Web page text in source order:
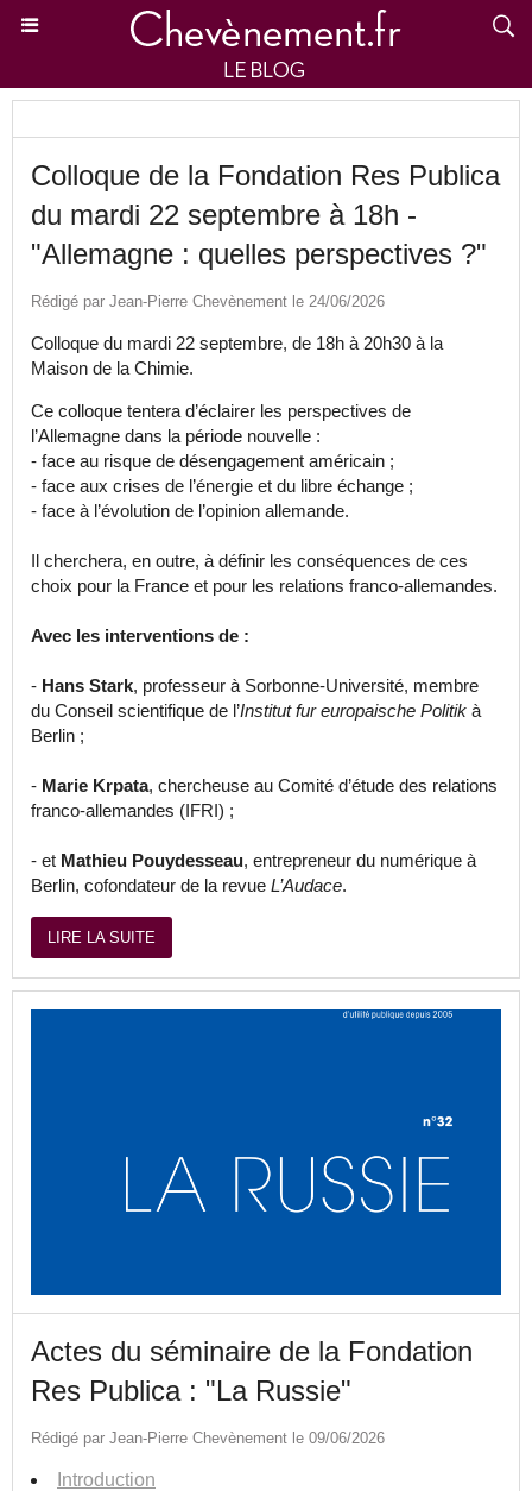
Colloque de la Fondation Res Publica
du mardi 22 septembre à 18h -
"Allemagne : quelles perspectives ?"
Rédigé par Jean-Pierre Chevènement le 24/06/2026
Colloque du mardi 22 septembre, de 18h à 20h30 à la
Maison de la Chimie.
Ce colloque tentera d’éclairer les perspectives de
l’Allemagne dans la période nouvelle :
- face au risque de désengagement américain ;
- face aux crises de l’énergie et du libre échange ;
- face à l’évolution de l’opinion allemande.
Il cherchera, en outre, à définir les conséquences de ces
choix pour la France et pour les relations franco-allemandes.
Avec les interventions de :
- Hans Stark, professeur à Sorbonne-Université, membre
du Conseil scientifique de l’Institut fur europaische Politik à
Berlin ;
- Marie Krpata, chercheuse au Comité d’étude des relations
franco-allemandes (IFRI) ;
- et Mathieu Pouydesseau, entrepreneur du numérique à
Berlin, cofondateur de la revue L’Audace.
LIRE LA SUITE
Actes du séminaire de la Fondation
Res Publica : "La Russie"
Rédigé par Jean-Pierre Chevènement le 09/06/2026
Introduction